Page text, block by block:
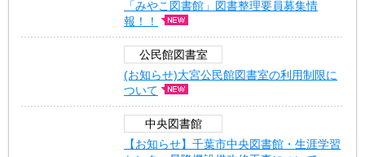
「みやこ図書館」図書整理要員募集情
報！！
公民館図書室
(お知らせ)大宮公民館図書室の利用制限に
ついて
中央図書館
【お知らせ】千葉市中央図書館・生涯学習